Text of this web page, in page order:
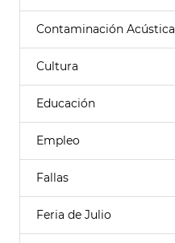
Contaminación Acústica
Cultura
Educación
Empleo
Fallas
Feria de Julio